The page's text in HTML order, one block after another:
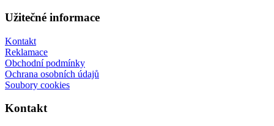
Užitečné informace
Kontakt
Reklamace
Obchodní podmínky
Ochrana osobních údajů
Soubory cookies
Kontakt